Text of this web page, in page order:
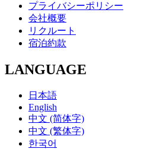
プライバシーポリシー
会社概要
リクルート
宿泊約款
LANGUAGE
日本語
English
中文 (简体字)
中文 (繁体字)
한국어